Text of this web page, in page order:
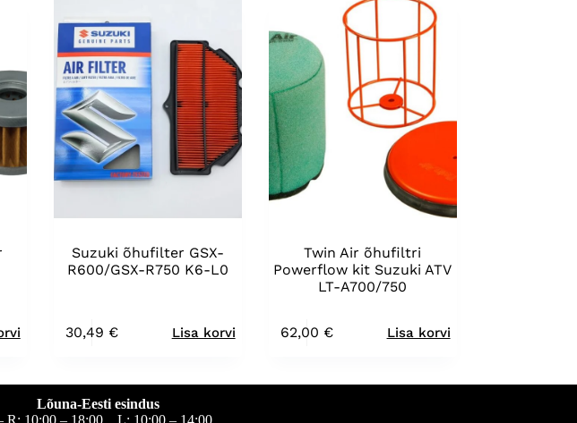
Suzuki õhufilter GSX-
R600/GSX-R750 K6-L0
30,49 € Lisa korvi
Twin Air õhufiltri
Powerflow kit Suzuki ATV
LT-A700/750
62,00 € Lisa korvi
Lõuna-Eesti esindus